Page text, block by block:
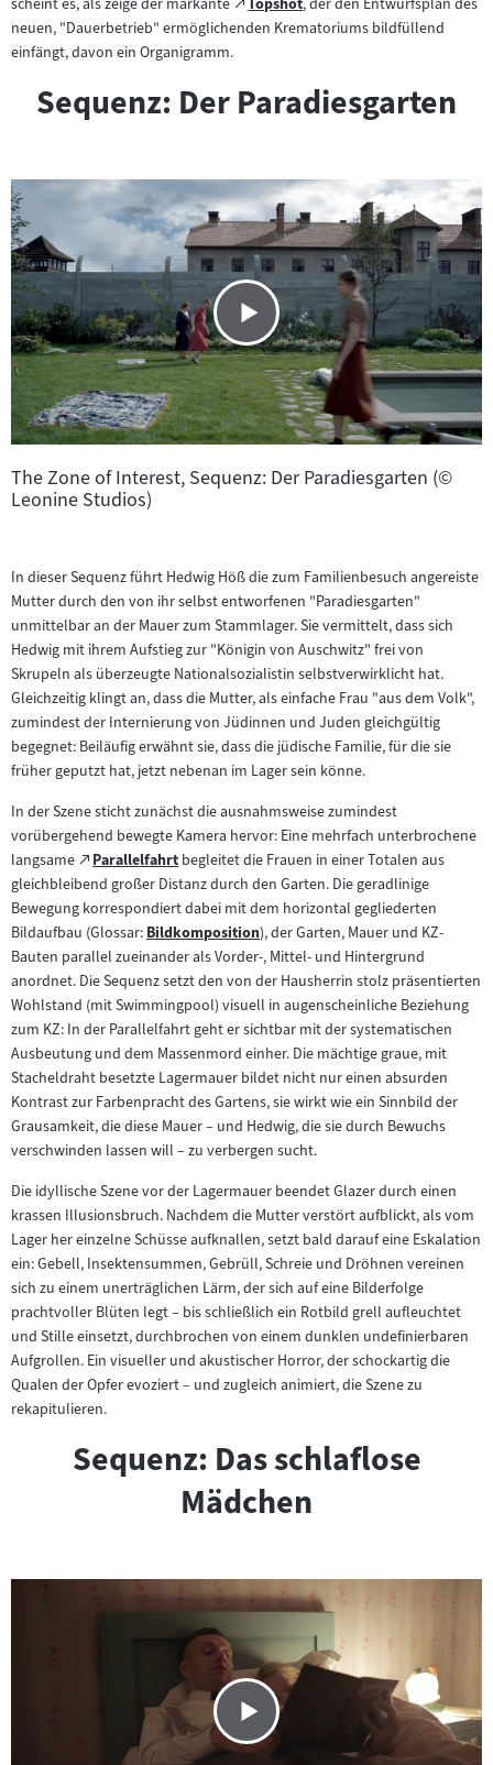
externen
(öffnet
im
neuen
Tab)
neuen, "Dauerbetrieb" ermöglichenden Krematoriums bildfüllend
einfängt, davon ein Organigramm.
Sequenz: Der Paradiesgarten
The Zone of Interest, Sequenz: Der Paradiesgarten (©
Leonine Studios)
In dieser Sequenz führt Hedwig Höß die zum Familienbesuch angereiste
Mutter durch den von ihr selbst entworfenen "Paradiesgarten"
unmittelbar an der Mauer zum Stammlager. Sie vermittelt, dass sich
Hedwig mit ihrem Aufstieg zur "Königin von Auschwitz" frei von
Skrupeln als überzeugte Nationalsozialistin selbstverwirklicht hat.
Gleichzeitig klingt an, dass die Mutter, als einfache Frau "aus dem Volk",
zumindest der Internierung von Jüdinnen und Juden gleichgültig
begegnet: Beiläufig erwähnt sie, dass die jüdische Familie, für die sie
früher geputzt hat, jetzt nebenan im Lager sein könne.
In der Szene sticht zunächst die ausnahmsweise zumindest
vorübergehend bewegte Kamera hervor: Eine mehrfach unterbrochene
langsame
Zum
externen
Inhalt:
Parallelfahrt
(öffnet
im
neuen
Tab)
begleitet die Frauen in einer Totalen aus
gleichbleibend großer Distanz durch den Garten. Die geradlinige
Bewegung korrespondiert dabei mit dem horizontal gegliederten
Bildaufbau (Glossar:Zum
Inhalt:
Bildkomposition), der Garten, Mauer und KZ-
Bauten parallel zueinander als Vorder-, Mittel- und Hintergrund
anordnet. Die Sequenz setzt den von der Hausherrin stolz präsentierten
Wohlstand (mit Swimmingpool) visuell in augenscheinliche Beziehung
zum KZ: In der Parallelfahrt geht er sichtbar mit der systematischen
Ausbeutung und dem Massenmord einher. Die mächtige graue, mit
Stacheldraht besetzte Lagermauer bildet nicht nur einen absurden
Kontrast zur Farbenpracht des Gartens, sie wirkt wie ein Sinnbild der
Grausamkeit, die diese Mauer – und Hedwig, die sie durch Bewuchs
verschwinden lassen will – zu verbergen sucht.
Die idyllische Szene vor der Lagermauer beendet Glazer durch einen
krassen Illusionsbruch. Nachdem die Mutter verstört aufblickt, als vom
Lager her einzelne Schüsse aufknallen, setzt bald darauf eine Eskalation
ein: Gebell, Insektensummen, Gebrüll, Schreie und Dröhnen vereinen
sich zu einem unerträglichen Lärm, der sich auf eine Bilderfolge
prachtvoller Blüten legt – bis schließlich ein Rotbild grell aufleuchtet
und Stille einsetzt, durchbrochen von einem dunklen undefinierbaren
Aufgrollen. Ein visueller und akustischer Horror, der schockartig die
Qualen der Opfer evoziert – und zugleich animiert, die Szene zu
rekapitulieren.
Sequenz: Das schlaflose
Mädchen